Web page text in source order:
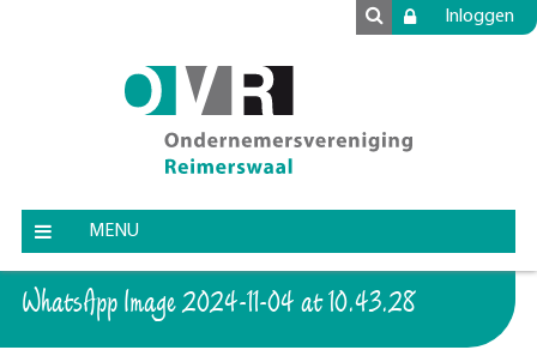
Inloggen
MENU
WhatsApp Image 2024-11-04 at 10.43.28